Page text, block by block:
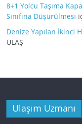
8+1 Yolcu Taşıma
Sınıfına Düşürülmesi
Denize Yapılan İkinci
ULAŞ
Ulaşım Uzmanı